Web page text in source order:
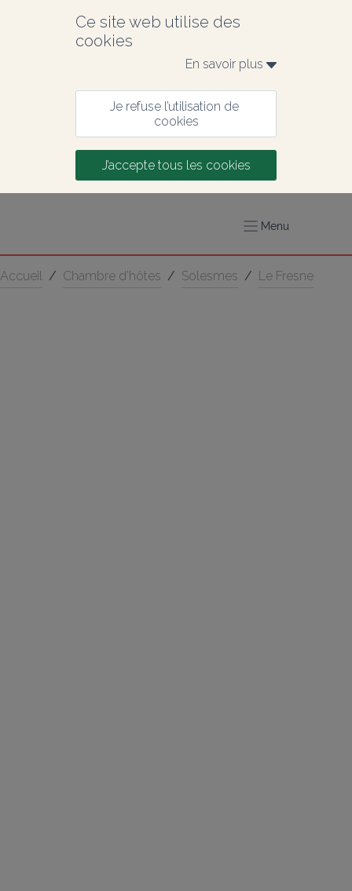
Ce site web utilise des
cookies
En savoir plus
Je refuse l’utilisation de
cookies
J’accepte tous les cookies
Menu
Accueil / Chambre d’hôtes / Solesmes / Le Fresne